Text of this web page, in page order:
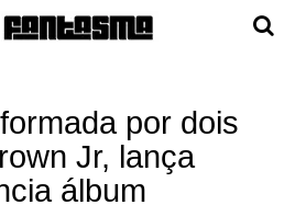
por dois
Jr, lança
álbum